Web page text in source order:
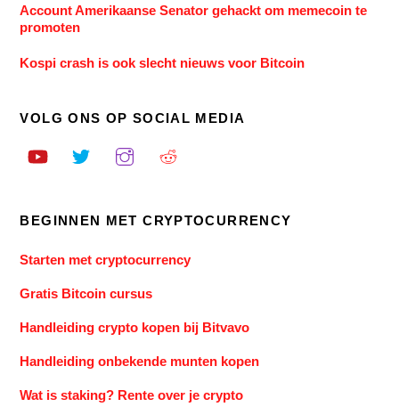
Account Amerikaanse Senator gehackt om memecoin te
promoten
Kospi crash is ook slecht nieuws voor Bitcoin
VOLG ONS OP SOCIAL MEDIA
BEGINNEN MET CRYPTOCURRENCY
Starten met cryptocurrency
Gratis Bitcoin cursus
Handleiding crypto kopen bij Bitvavo
Handleiding onbekende munten kopen
Wat is staking? Rente over je crypto